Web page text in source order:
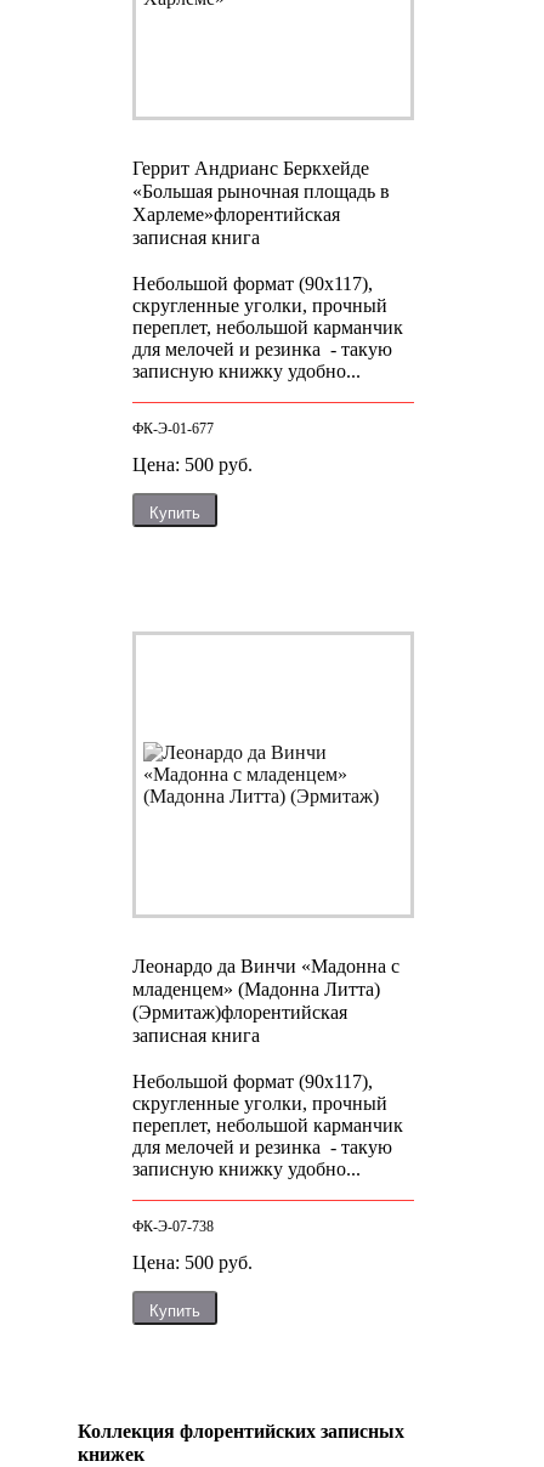
Геррит Андрианс Беркхейде
«Большая рыночная площадь в
Харлеме»флорентийская
записная книга
Небольшой формат (90х117),
скругленные уголки, прочный
переплет, небольшой карманчик
для мелочей и резинка - такую
записную книжку удобно...
ФК-Э-01-677
Цена: 500 руб.
Купить
Леонардо да Винчи «Мадонна с
младенцем» (Мадонна Литта)
(Эрмитаж)флорентийская
записная книга
Небольшой формат (90х117),
скругленные уголки, прочный
переплет, небольшой карманчик
для мелочей и резинка - такую
записную книжку удобно...
ФК-Э-07-738
Цена: 500 руб.
Купить
Коллекция флорентийских записных
книжек